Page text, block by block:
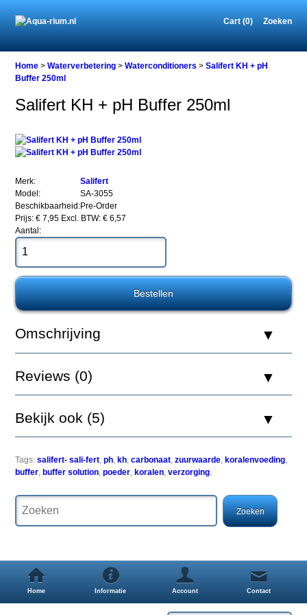
Cart (0) Zoeken
Home
Waterverbetering
Salifert
KH
Buffer
250ml
Salifert
KH
+
Buffer
+
pH
is
een
poeder
alkaliteit
verhoogt
Home >Waterverbetering >Waterconditioners >Salifert KH + pH
Buffer 250ml
Salifert KH + pH Buffer 250ml
Merk:
Salifert
Model:
SA-3055
Beschikbaarheid:Pre-Order
Prijs: € 7,95 Excl. BTW: € 6,57
Aantal:
Omschrijving
Reviews (0)
Bekijk ook (5)
Tags: salifert- sali-fert,ph, kh,carbonaat,zuurwaarde, koralenvoeding,
buffer, buffer solution,poeder, koralen,verzorging,
Home Informatie Account Contact